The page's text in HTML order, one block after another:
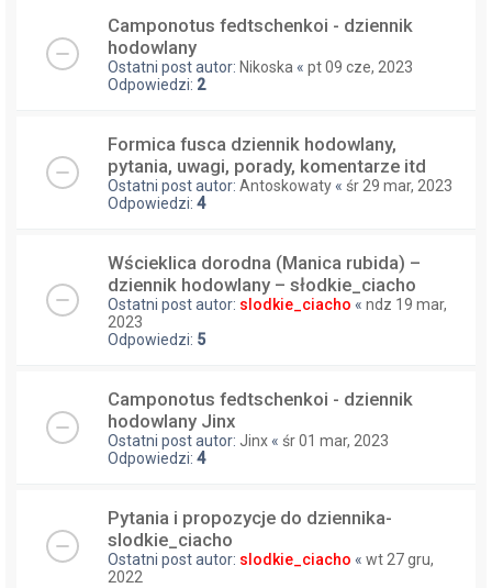
Camponotus fedtschenkoi - dziennik
hodowlany
Ostatni post autor: Nikoska « pt 09 cze, 2023
Odpowiedzi: 2
Formica fusca dziennik hodowlany,
pytania, uwagi, porady, komentarze itd
Ostatni post autor: Antoskowaty « śr 29 mar, 2023
Odpowiedzi: 4
Wścieklica dorodna (Manica rubida) –
dziennik hodowlany – słodkie_ciacho
Ostatni post autor: slodkie_ciacho « ndz 19 mar,
2023
Odpowiedzi: 5
Camponotus fedtschenkoi - dziennik
hodowlany Jinx
Ostatni post autor: Jinx « śr 01 mar, 2023
Odpowiedzi: 4
Pytania i propozycje do dziennika-
slodkie_ciacho
Ostatni post autor: slodkie_ciacho « wt 27 gru,
2022